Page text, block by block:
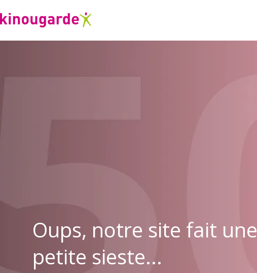
Oups, notre site fait une
petite sieste...